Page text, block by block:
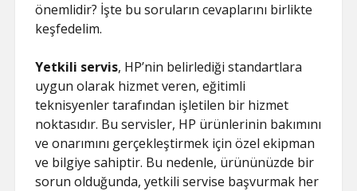
önemlidir? İşte bu soruların cevaplarını birlikte
keşfedelim.
Yetkili servis, HP’nin belirlediği standartlara
uygun olarak hizmet veren, eğitimli
teknisyenler tarafından işletilen bir hizmet
noktasıdır. Bu servisler, HP ürünlerinin bakımını
ve onarımını gerçekleştirmek için özel ekipman
ve bilgiye sahiptir. Bu nedenle, ürününüzde bir
sorun olduğunda, yetkili servise başvurmak her